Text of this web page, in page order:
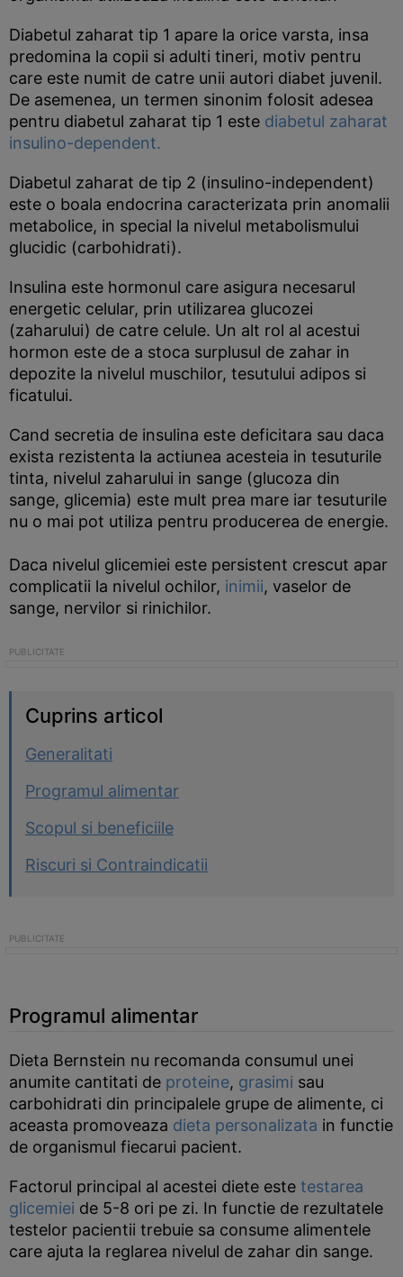
Diabetul zaharat tip 1 apare la orice varsta, insa
predomina la copii si adulti tineri, motiv pentru
care este numit de catre unii autori diabet juvenil.
De asemenea, un termen sinonim folosit adesea
pentru diabetul zaharat tip 1 este diabetul zaharat
insulino-dependent.
Diabetul zaharat de tip 2 (insulino-independent)
este o boala endocrina caracterizata prin anomalii
metabolice, in special la nivelul metabolismului
glucidic (carbohidrati).
Insulina este hormonul care asigura necesarul
energetic celular, prin utilizarea glucozei
(zaharului) de catre celule. Un alt rol al acestui
hormon este de a stoca surplusul de zahar in
depozite la nivelul muschilor, tesutului adipos si
ficatului.
Cand secretia de insulina este deficitara sau daca
exista rezistenta la actiunea acesteia in tesuturile
tinta, nivelul zaharului in sange (glucoza din
sange, glicemia) este mult prea mare iar tesuturile
nu o mai pot utiliza pentru producerea de energie.
Daca nivelul glicemiei este persistent crescut apar
complicatii la nivelul ochilor, inimii, vaselor de
sange, nervilor si rinichilor.
Cuprins articol
Generalitati
Programul alimentar
Scopul si beneficiile
Riscuri si Contraindicatii
Programul alimentar
Dieta Bernstein nu recomanda consumul unei
anumite cantitati de proteine, grasimi sau
carbohidrati din principalele grupe de alimente, ci
aceasta promoveaza dieta personalizata in functie
de organismul fiecarui pacient.
Factorul principal al acestei diete este testarea
glicemiei de 5-8 ori pe zi. In functie de rezultatele
testelor pacientii trebuie sa consume alimentele
care ajuta la reglarea nivelul de zahar din sange.